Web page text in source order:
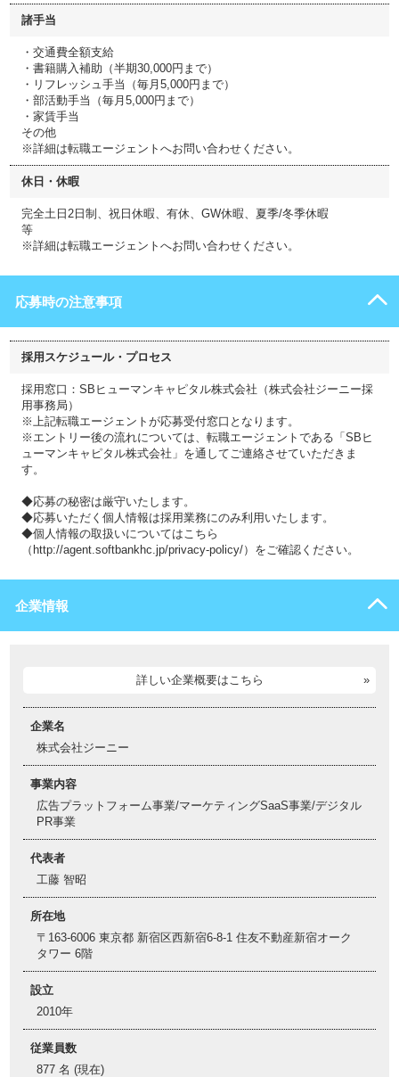
諸手当
・交通費全額支給
・書籍購入補助（半期30,000円まで）
・リフレッシュ手当（毎月5,000円まで）
・部活動手当（毎月5,000円まで）
・家賃手当
その他
※詳細は転職エージェントへお問い合わせください。
休日・休暇
完全土日2日制、祝日休暇、有休、GW休暇、夏季/冬季休暇
等
※詳細は転職エージェントへお問い合わせください。
応募時の注意事項
採用スケジュール・プロセス
採用窓口：SBヒューマンキャピタル株式会社（株式会社ジーニー採
用事務局）
※上記転職エージェントが応募受付窓口となります。
※エントリー後の流れについては、転職エージェントである「SBヒ
ューマンキャピタル株式会社」を通してご連絡させていただきま
す。
◆応募の秘密は厳守いたします。
◆応募いただく個人情報は採用業務にのみ利用いたします。
◆個人情報の取扱いについてはこちら
（http://agent.softbankhc.jp/privacy-policy/）をご確認ください。
企業情報
詳しい企業概要はこちら
企業名
株式会社ジーニー
事業内容
広告プラットフォーム事業/マーケティングSaaS事業/デジタル
PR事業
代表者
工藤 智昭
所在地
〒163-6006 東京都 新宿区西新宿6-8-1 住友不動産新宿オーク
タワー 6階
設立
2010年
従業員数
877 名 (現在)